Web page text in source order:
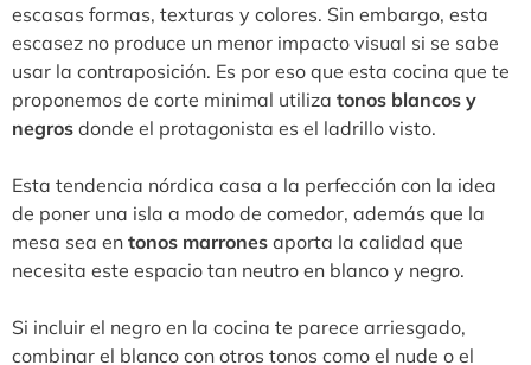
escasas formas, texturas y colores. Sin embargo, esta
escasez no produce un menor impacto visual si se sabe
usar la contraposición. Es por eso que esta cocina que te
proponemos de corte minimal utiliza tonos blancos y
negros donde el protagonista es el ladrillo visto.
Esta tendencia nórdica casa a la perfección con la idea
de poner una isla a modo de comedor, además que la
mesa sea en tonos marrones aporta la calidad que
necesita este espacio tan neutro en blanco y negro.
Si incluir el negro en la cocina te parece arriesgado,
combinar el blanco con otros tonos como el nude o el